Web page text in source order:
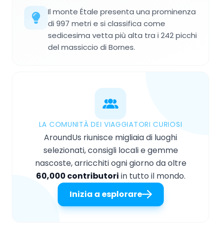
Il monte Étale presenta una prominenza
di 997 metri e si classifica come
sedicesima vetta più alta tra i 242 picchi
del massiccio di Bornes.
LA COMUNITÀ DEI VIAGGIATORI CURIOSI
AroundUs riunisce migliaia di luoghi
selezionati, consigli locali e gemme
nascoste, arricchiti ogni giorno da oltre
60,000 contributori in tutto il mondo.
Inizia a esplorare